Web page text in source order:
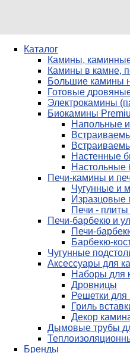
Каталог
Камины,
Камины в камне,
Большие камины
Готовые
Электрокамины
Биокамины
Напольные
Настенные
Настольные
Печи-камины и
Чугунные и
Изразцовые
Печи -
Печи-барбекю и
Печи-
Барбекю-
Чугунные
Аксессуары для
Наборы для
Дровницы
Решетки для
Гриль
Декор
Дымовые трубы
Бренды